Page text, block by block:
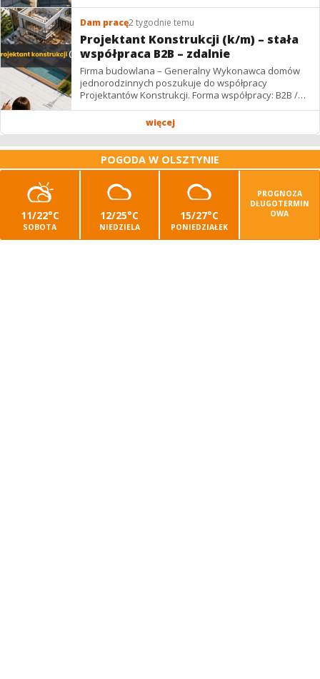
Dam pracę2 tygodnie temu
Projektant Konstrukcji (k/m) – stała
współpraca B2B – zdalnie
Firma budowlana – Generalny Wykonawca domów
jednorodzinnych poszukuje do współpracy
Projektantów Konstrukcji. Forma współpracy: B2B /
podwykonawstwo – zdalnie. Wynagrodzenie: ✔
więcej
POGODA W OLSZTYNIE
11/22°C
SOBOTA
12/25°C
NIEDZIELA
15/27°C
PONIEDZIAŁEK
PROGNOZA
DŁUGOTERMIN
OWA